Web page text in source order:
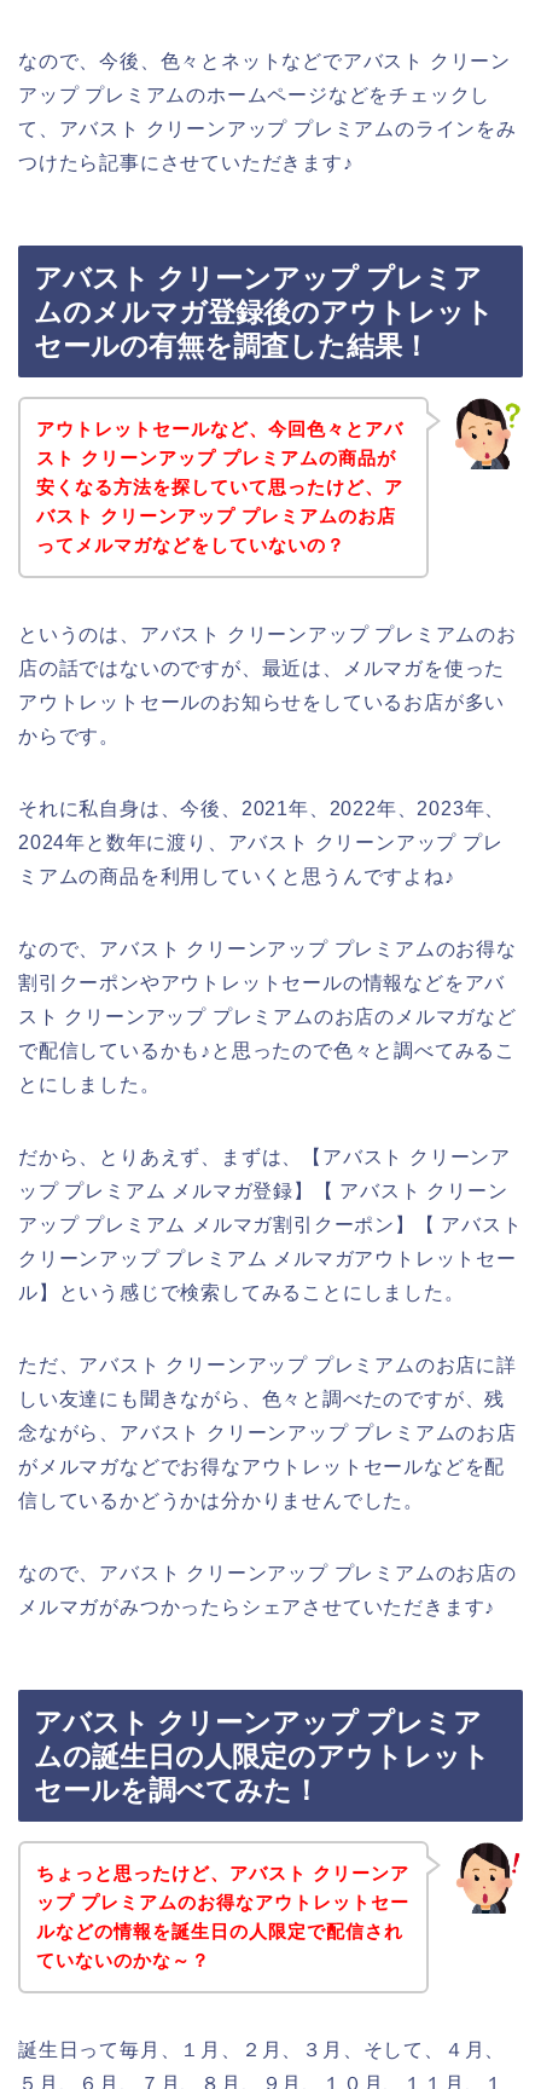
なので、今後、色々とネットなどでアバスト クリーン
アップ プレミアムのホームページなどをチェックし
て、アバスト クリーンアップ プレミアムのラインをみ
つけたら記事にさせていただきます♪
アバスト クリーンアップ プレミア
ムのメルマガ登録後のアウトレット
セールの有無を調査した結果！
アウトレットセールなど、今回色々とアバ
スト クリーンアップ プレミアムの商品が
安くなる方法を探していて思ったけど、ア
バスト クリーンアップ プレミアムのお店
ってメルマガなどをしていないの？
というのは、アバスト クリーンアップ プレミアムのお
店の話ではないのですが、最近は、メルマガを使った
アウトレットセールのお知らせをしているお店が多い
からです。
それに私自身は、今後、2021年、2022年、2023年、
2024年と数年に渡り、アバスト クリーンアップ プレ
ミアムの商品を利用していくと思うんですよね♪
なので、アバスト クリーンアップ プレミアムのお得な
割引クーポンやアウトレットセールの情報などをアバ
スト クリーンアップ プレミアムのお店のメルマガなど
で配信しているかも♪と思ったので色々と調べてみるこ
とにしました。
だから、とりあえず、まずは、【アバスト クリーンア
ップ プレミアム メルマガ登録】【 アバスト クリーン
アップ プレミアム メルマガ割引クーポン】【 アバスト
クリーンアップ プレミアム メルマガアウトレットセー
ル】という感じで検索してみることにしました。
ただ、アバスト クリーンアップ プレミアムのお店に詳
しい友達にも聞きながら、色々と調べたのですが、残
念ながら、アバスト クリーンアップ プレミアムのお店
がメルマガなどでお得なアウトレットセールなどを配
信しているかどうかは分かりませんでした。
なので、アバスト クリーンアップ プレミアムのお店の
メルマガがみつかったらシェアさせていただきます♪
アバスト クリーンアップ プレミア
ムの誕生日の人限定のアウトレット
セールを調べてみた！
ちょっと思ったけど、アバスト クリーンア
ップ プレミアムのお得なアウトレットセー
ルなどの情報を誕生日の人限定で配信され
ていないのかな～？
誕生日って毎月、１月、２月、３月、そして、４月、
５月、６月、７月、８月、９月、１０月、１１月、１